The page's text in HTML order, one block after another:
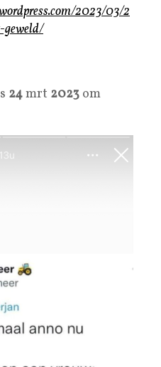
2023/03/2
24mrt 2023 om